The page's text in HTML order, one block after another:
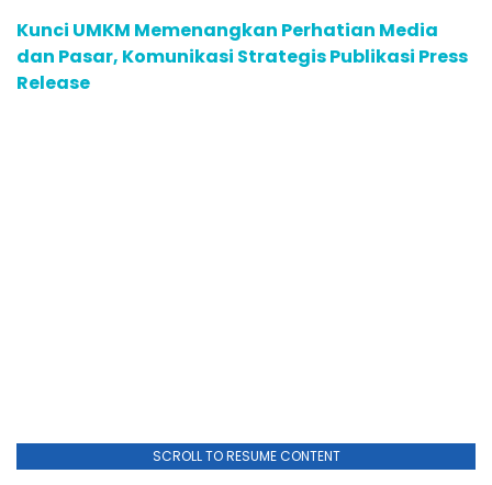
Kunci UMKM Memenangkan Perhatian Media
dan Pasar, Komunikasi Strategis Publikasi Press
Release
SCROLL TO RESUME CONTENT